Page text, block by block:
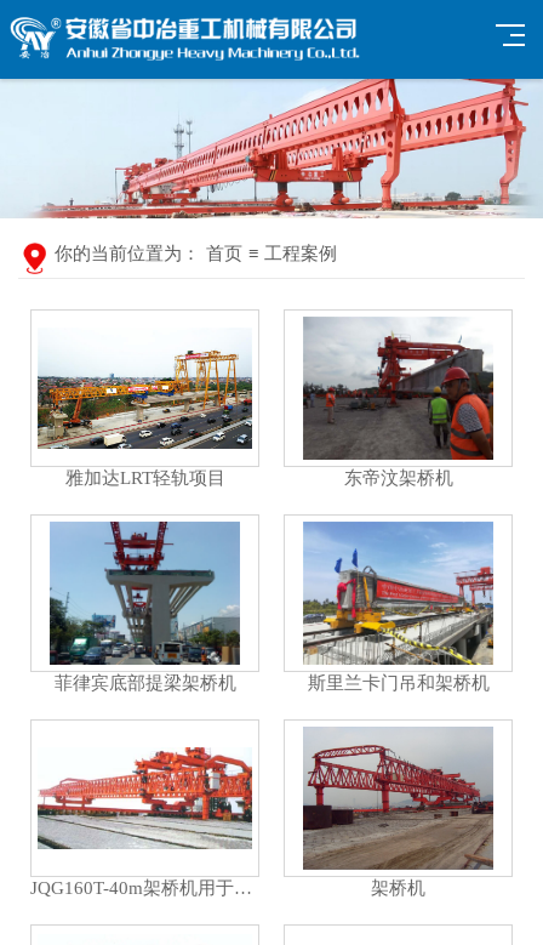
你的当前位置为： 首页 ≡ 工程案例
雅加达LRT轻轨项目 东帝汶架桥机
菲律宾底部提梁架桥机 斯里兰卡门吊和架桥机
JQG160T-40m架桥机用于浙江曹娥大桥 架桥机